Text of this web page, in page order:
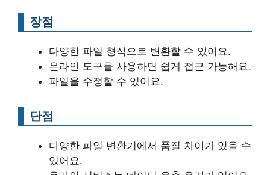
장점
다양한 파일 형식으로 변환할 수 있어요.
온라인 도구를 사용하면 쉽게 접근 가능해요.
파일을 수정할 수 있어요.
단점
다양한 파일 변환기에서 품질 차이가 있을 수
있어요.